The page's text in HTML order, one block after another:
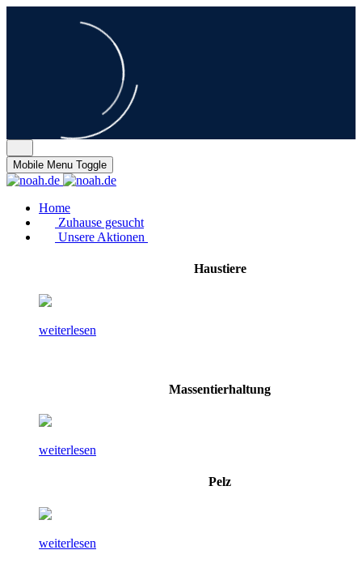
Mobile Menu Toggle
Home
Zuhause gesucht
Unsere Aktionen
Haustiere
weiterlesen
Massentierhaltung
weiterlesen
Pelz
weiterlesen